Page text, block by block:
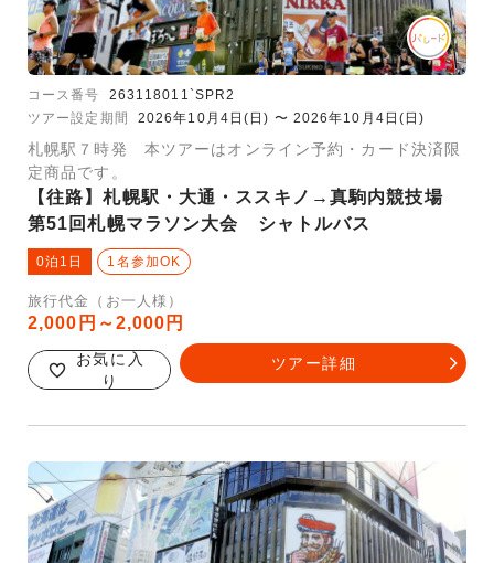
コース番号
263118011`SPR2
ツアー設定期間
2026年10月4日(日) 〜 2026年10月4日(日)
札幌駅７時発 本ツアーはオンライン予約・カード決済限
定商品です。
【往路】札幌駅・大通・ススキノ→真駒内競技場
第51回札幌マラソン大会 シャトルバス
0泊1日 1名参加OK
旅行代金（お一人様）
2,000円～2,000円
お気に入
り
ツアー詳細